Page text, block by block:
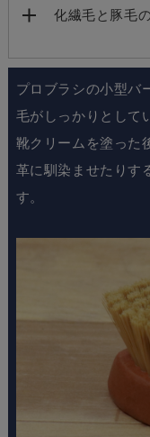
化繊毛と豚毛
プロブラシの小型バ
毛がしっかりとして
靴クリームを塗った
革に馴染ませたりす
す。